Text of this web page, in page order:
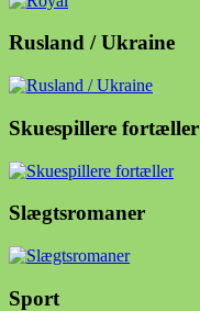
Rusland / Ukraine
Skuespillere fortæller
Slægtsromaner
Sport